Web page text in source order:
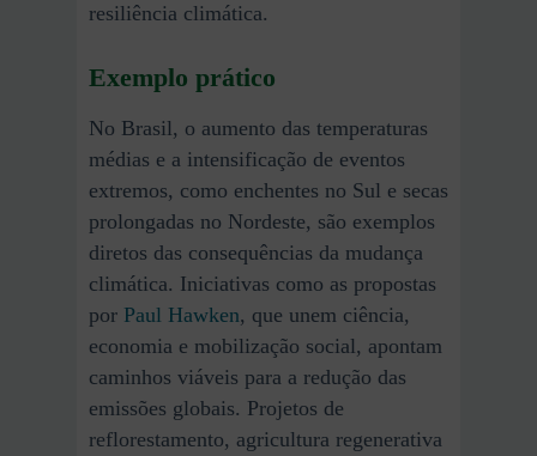
resiliência climática.
Exemplo prático
No Brasil, o aumento das temperaturas
médias e a intensificação de eventos
extremos, como enchentes no Sul e secas
prolongadas no Nordeste, são exemplos
diretos das consequências da mudança
climática. Iniciativas como as propostas
por Paul Hawken, que unem ciência,
economia e mobilização social, apontam
caminhos viáveis para a redução das
emissões globais. Projetos de
reflorestamento, agricultura regenerativa